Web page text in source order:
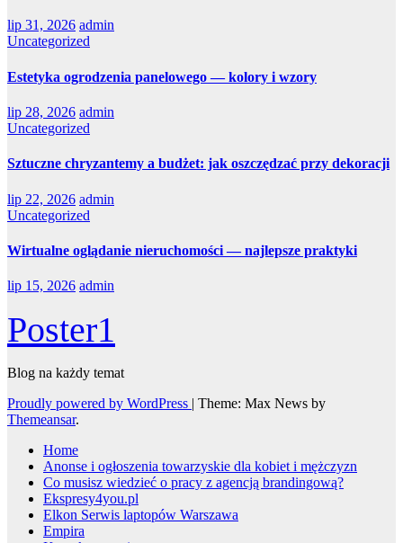
lip 31, 2026 admin
Uncategorized
Estetyka ogrodzenia panelowego — kolory i wzory
lip 28, 2026 admin
Uncategorized
Sztuczne chryzantemy a budżet: jak oszczędzać przy dekoracji
lip 22, 2026 admin
Uncategorized
Wirtualne oglądanie nieruchomości — najlepsze praktyki
lip 15, 2026 admin
Poster1
Blog na każdy temat
Proudly powered by WordPress | Theme: Max News by
Themeansar.
Home
Anonse i ogłoszenia towarzyskie dla kobiet i mężczyzn
Co musisz wiedzieć o pracy z agencją brandingową?
Ekspresy4you.pl
Elkon Serwis laptopów Warszawa
Empira